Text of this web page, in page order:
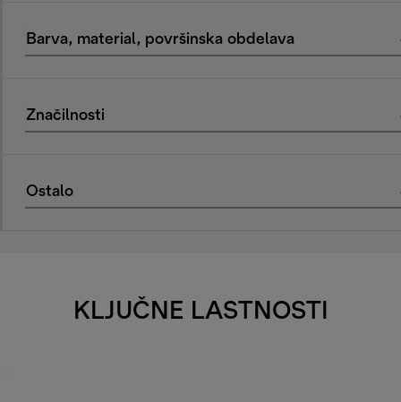
Barva, material, površinska obdelava
Značilnosti
Ostalo
KLJUČNE LASTNOSTI